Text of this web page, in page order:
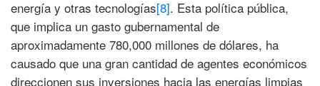
energía y otras tecnologías[8]. Esta política pública,
que implica un gasto gubernamental de
aproximadamente 780,000 millones de dólares, ha
causado que una gran cantidad de agentes económicos
direccionen sus inversiones hacia las energías limpias